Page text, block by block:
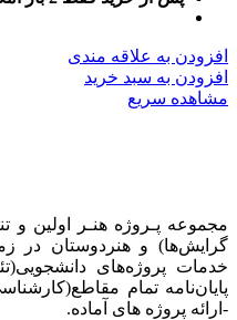
افزودن به علاقه مندی
افزودن به سبد خرید
مشاهده سریع
مجموعه پـروژه‌ هنـر اولین و
گرایش‌ها) و هنردوستان در
خدمات پروژه‌های‌
پایان‌نامه تمام
-ارائه پروژه های آماده.